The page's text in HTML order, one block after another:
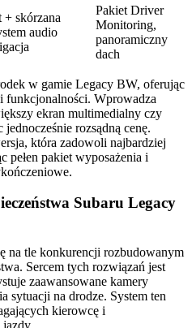
+ skórzana
audio
Pakiet Driver
Monitoring,
panoramiczny
dach
w gamie Legacy BW, oferując
funkcjonalności. Wprowadza
ekran multimedialny czy
rozsądną cenę.
która zadowoli najbardziej
pełen pakiet wyposażenia i
Subaru Legacy
na tle konkurencji rozbudowanym
Sercem tych rozwiązań jest
zaawansowane kamery
sytuacji na drodze. System ten
kierowcę i